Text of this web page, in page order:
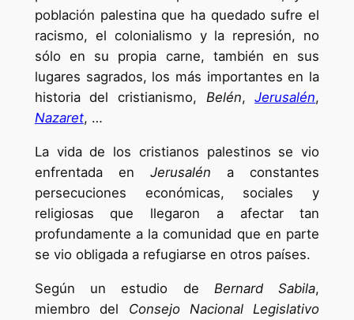
población palestina que ha quedado sufre el
racismo, el colonialismo y la represión, no
sólo en su propia carne, también en sus
lugares sagrados, los más importantes en la
historia del cristianismo, Belén,Jerusalén,
Nazaret, …
La vida de los cristianos palestinos se vio
enfrentada en Jerusalén a constantes
persecuciones económicas, sociales y
religiosas que llegaron a afectar tan
profundamente a la comunidad que en parte
se vio obligada a refugiarse en otros países.
Según un estudio de Bernard Sabila,
miembro del Consejo Nacional Legislativo